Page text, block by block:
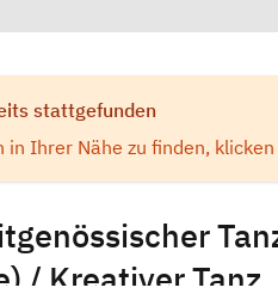
stattgefunden
Ihrer Nähe zu finden, klicken
/ Kreativer Tanz